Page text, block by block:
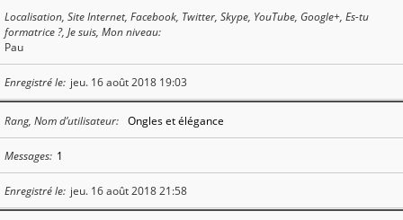
Localisation, Site Internet, Facebook, Twitter, Skype, YouTube, Google+, Es-tu
formatrice ?, Je suis, Mon niveau
Pau
Enregistré le jeu. 16 août 2018 19:03
Rang, Nom d’utilisateur Ongles et élégance
Messages 1
Enregistré le jeu. 16 août 2018 21:58